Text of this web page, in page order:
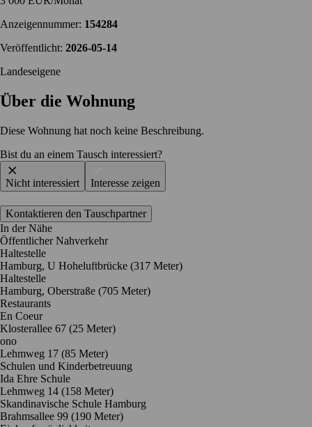
Anzeigennummer: 154284
Veröffentlicht: 2026-05-14
Landeseigene
Über die Wohnung
Diese Wohnung hat noch keine Beschreibung.
Bist du an einem Tausch interessiert?
Nicht interessiert Interesse zeigen
Kontaktieren den Tauschpartner
In der Nähe
Öffentlicher Nahverkehr
Haltestelle
Hamburg, U Hoheluftbrücke (317 Meter)
Haltestelle
Hamburg, Oberstraße (705 Meter)
Restaurants
En Coeur
Klosterallee 67 (25 Meter)
ono
Lehmweg 17 (85 Meter)
Schulen und Kinderbetreuung
Ida Ehre Schule
Lehmweg 14 (158 Meter)
Skandinavische Schule Hamburg
Brahmsallee 99 (190 Meter)